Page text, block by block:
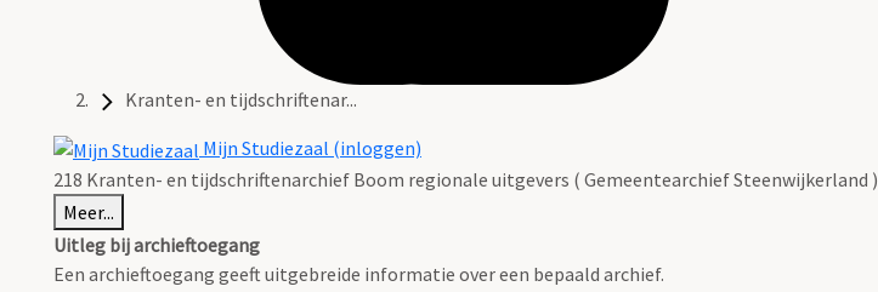
Kranten- en tijdschriftenar...
Mijn Studiezaal (inloggen)
218 Kranten- en tijdschriftenarchief Boom regionale uitgevers ( Gemeentearchief Steenwijkerland )
Meer...
Uitleg bij archieftoegang
Een archieftoegang geeft uitgebreide informatie over een bepaald archief.